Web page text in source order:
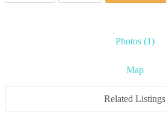
Photos (1)
Map
Related Listings